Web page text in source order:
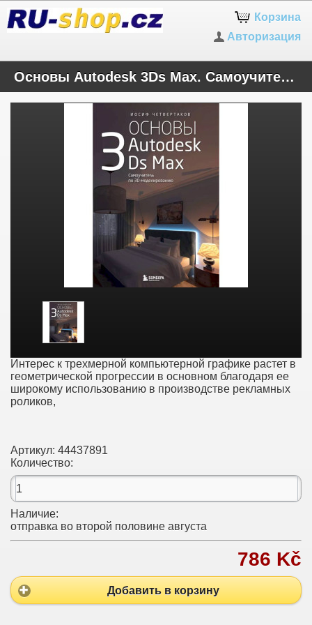
Корзина
Авторизация
Основы Autodesk 3Ds Max. Самоучитель по 3D-моделированию
Интерес к трехмерной компьютерной графике растет в
геометрической прогрессии в основном благодаря ее
широкому использованию в производстве рекламных
роликов,
Артикул: 44437891
Количество:
Наличие:
отправка во второй половине августа
786 Kč
Добавить в корзину